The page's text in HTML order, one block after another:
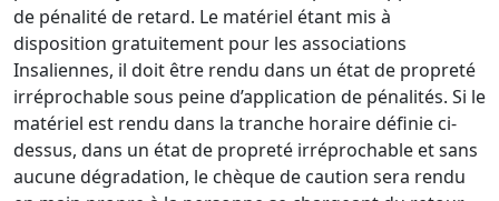
de pénalité de retard. Le matériel étant mis à
disposition gratuitement pour les associations
Insaliennes, il doit être rendu dans un état de propreté
irréprochable sous peine d’application de pénalités. Si le
matériel est rendu dans la tranche horaire définie ci-
dessus, dans un état de propreté irréprochable et sans
aucune dégradation, le chèque de caution sera rendu